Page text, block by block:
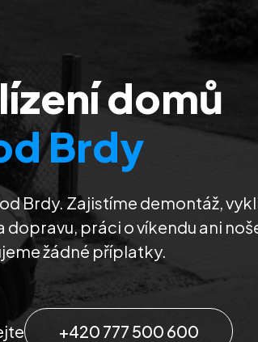
domů
Brdy
Brdy. Zajistíme demontáž,
práci o víkendu ani
žádné příplatky.
+420 777 500 600